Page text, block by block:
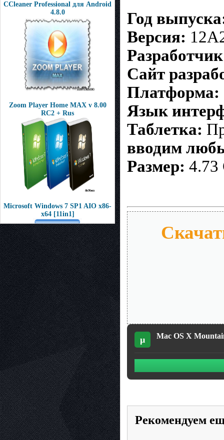
CCleaner Professional для Android
4.8.0
Zoom Player Home MAX v 8.00
RC2 + Rus
Microsoft Windows 7 SP1 AIO x86-
x64 [11in1]
Год
Версия:
Сайт
Платформа:
Язык
Таблетка:
вводим
Размер: 4.73
µ Mac OS X
Рекомендуем